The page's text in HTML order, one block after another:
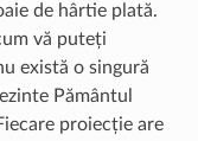
de hârtie plată.
vă puteți
există o singură
Pământul
proiecție are